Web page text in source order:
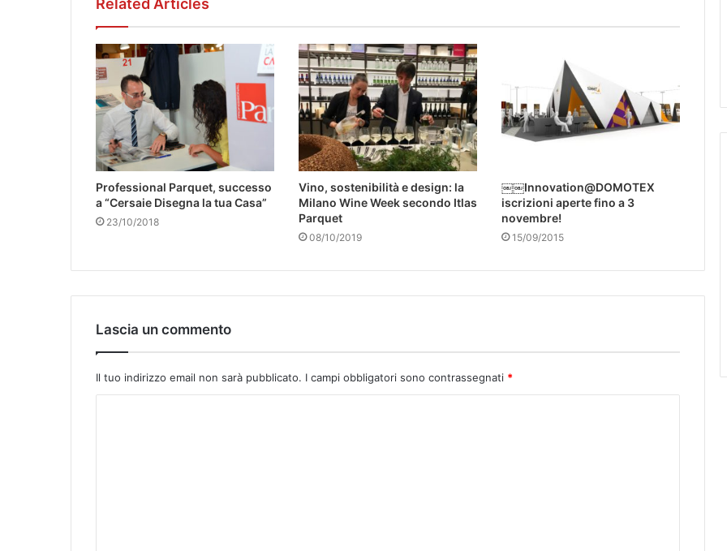
Professional Parquet, successo
a “Cersaie Disegna la tua Casa”
23/10/2018
Vino, sostenibilità e design: la
Milano Wine Week secondo Itlas
Parquet
08/10/2019
￼￼Innovation@DOMOTEX
iscrizioni aperte fino a 3
novembre!
15/09/2015
Lascia un commento
Il tuo indirizzo email non sarà pubblicato. I campi obbligatori sono contrassegnati *